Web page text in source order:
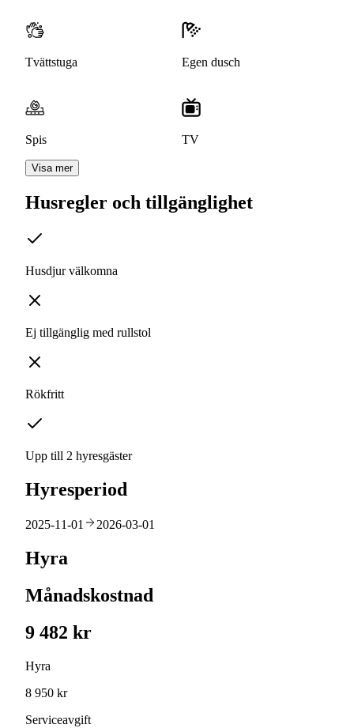
Tvättstuga Egen dusch
Spis TV
Visa mer
Husregler och tillgänglighet
Husdjur välkomna
Ej tillgänglig med rullstol
Rökfritt
Upp till 2 hyresgäster
Hyresperiod
2025-11-01 2026-03-01
Hyra
Månadskostnad
9 482 kr
Hyra
8 950 kr
Serviceavgift